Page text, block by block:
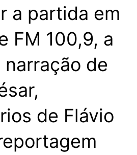
a partida em
FM 100,9, a
de
de Flávio